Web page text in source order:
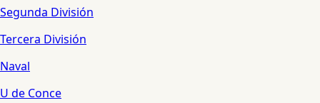
Segunda División
Tercera División
Naval
U de Conce